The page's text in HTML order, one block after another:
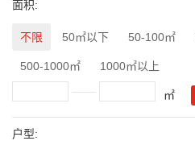
面积:
不限 50㎡以下 50-100㎡
500-1000㎡ 1000㎡以上
㎡
户型: